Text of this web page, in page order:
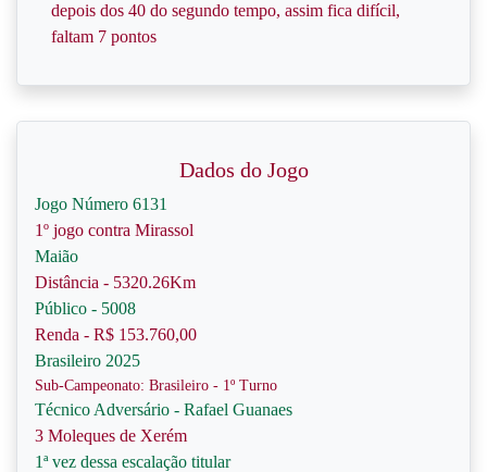
depois dos 40 do segundo tempo, assim fica difícil,
faltam 7 pontos
Dados do Jogo
Jogo Número 6131
1º jogo contra Mirassol
Maião
Distância - 5320.26Km
Público - 5008
Renda - R$ 153.760,00
Brasileiro 2025
Sub-Campeonato: Brasileiro - 1º Turno
Técnico Adversário - Rafael Guanaes
3 Moleques de Xerém
1ª vez dessa escalação titular